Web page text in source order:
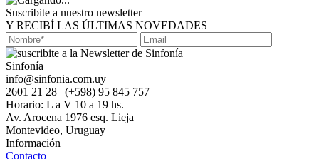
Suscribite a nuestro newsletter
Y RECIBÍ LAS ÚLTIMAS NOVEDADES
Sinfonía
info@sinfonia.com.uy
2601 21 28 | (+598) 95 845 757
Horario: L a V 10 a 19 hs.
Av. Arocena 1976 esq. Lieja
Montevideo, Uruguay
Información
Contacto